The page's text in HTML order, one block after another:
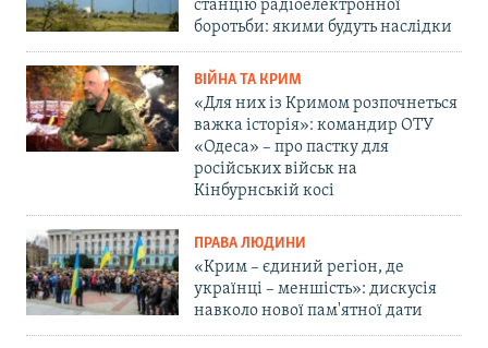
станцію радіоелектронної
боротьби: якими будуть наслідки
ВІЙНА ТА КРИМ
«Для них із Кримом розпочнеться
важка історія»: командир ОТУ
«Одеса» – про пастку для
російських військ на
Кінбурнській косі
ПРАВА ЛЮДИНИ
«Крим – єдиний регіон, де
українці – меншість»: дискусія
навколо нової пам'ятної дати